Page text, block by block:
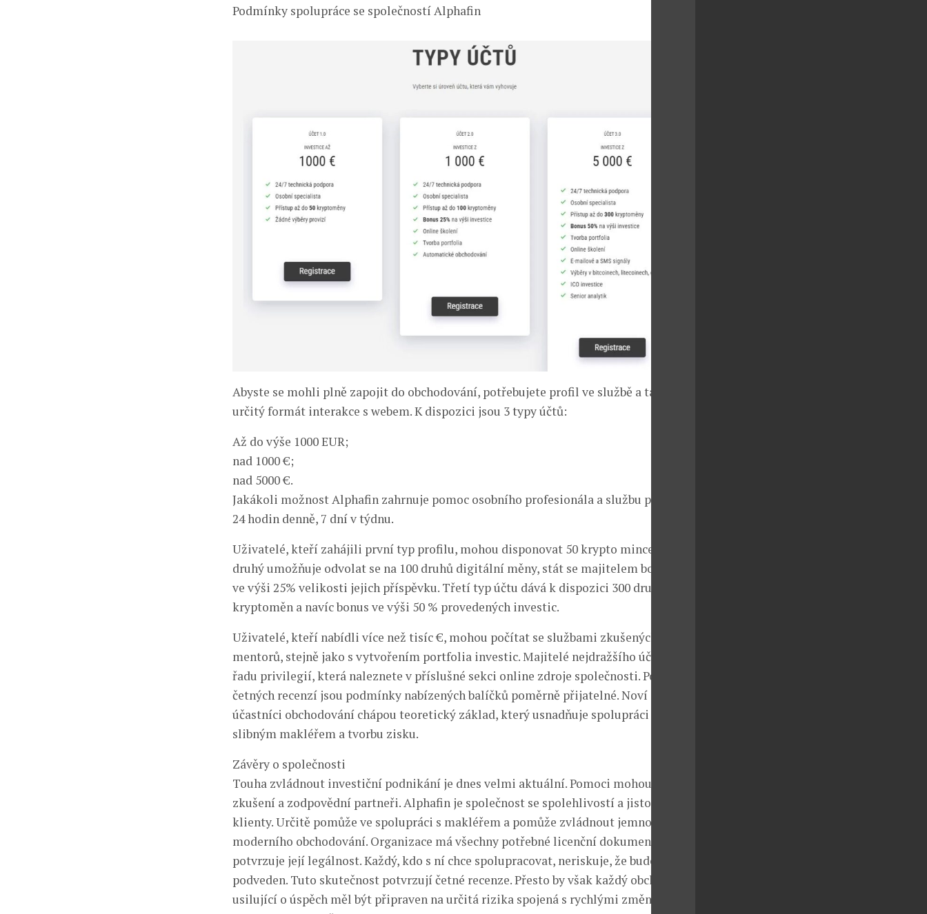
Podmínky spolupráce se společností Alphafin
Abyste se mohli plně zapojit do obchodování, potřebujete profil ve službě a také
určitý formát interakce s webem. K dispozici jsou 3 typy účtů:
Až do výše 1000 EUR;
nad 1000 €;
nad 5000 €.
Jakákoli možnost Alphafin zahrnuje pomoc osobního profesionála a službu podpory
24 hodin denně, 7 dní v týdnu.
Uživatelé, kteří zahájili první typ profilu, mohou disponovat 50 krypto mincemi,
druhý umožňuje odvolat se na 100 druhů digitální měny, stát se majitelem bonusu
ve výši 25% velikosti jejich příspěvku. Třetí typ účtu dává k dispozici 300 druhů
kryptoměn a navíc bonus ve výši 50 % provedených investic.
Uživatelé, kteří nabídli více než tisíc €, mohou počítat se službami zkušených
mentorů, stejně jako s vytvořením portfolia investic. Majitelé nejdražšího účtu mají
řadu privilegií, která naleznete v příslušné sekci online zdroje společnosti. Podle
četných recenzí jsou podmínky nabízených balíčků poměrně přijatelné. Noví
účastníci obchodování chápou teoretický základ, který usnadňuje spolupráci se
slibným makléřem a tvorbu zisku.
Závěry o společnosti
Touha zvládnout investiční podnikání je dnes velmi aktuální. Pomoci mohou pouze
zkušení a zodpovědní partneři. Alphafin je společnost se spolehlivostí a jistotou pro
klienty. Určitě pomůže ve spolupráci s makléřem a pomůže zvládnout jemnosti
moderního obchodování. Organizace má všechny potřebné licenční dokumenty, což
potvrzuje její legálnost. Každý, kdo s ní chce spolupracovat, neriskuje, že bude
podveden. Tuto skutečnost potvrzují četné recenze. Přesto by však každý obchodník
usilující o úspěch měl být připraven na určitá rizika spojená s rychlými změnami